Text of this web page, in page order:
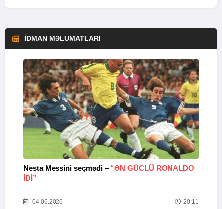
İDMAN MƏLUMATLARI
Nesta Messini seçmədi – “ƏN GÜCLÜ RONALDO
IDI”
04.06.2026 20:11